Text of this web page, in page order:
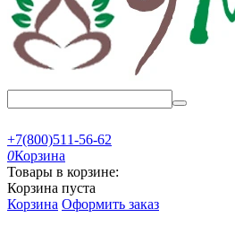
+7(800)511-56-62
0Корзина
Товары в корзине:
Корзина пуста
Корзина Оформить заказ